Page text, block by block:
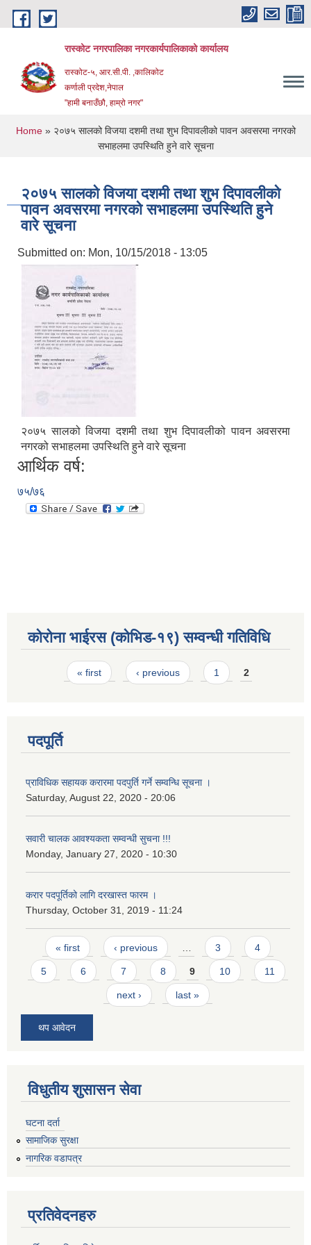
Skip to main content
रास्कोट नगरपालिका नगरकार्यपालिकाको कार्यालय
रास्कोट-५, आर.सी.पी. ,कालिकोट
कर्णाली प्रदेश,नेपाल
"हामी बनाउँछौ, हाम्रो नगर"
You are here
Home» २०७५ सालको विजया दशमी तथा शुभ दिपावलीको पावन अवसरमा नगरको
सभाहलमा उपस्थिति हुने वारे सूचना
२०७५ सालको विजया दशमी तथा शुभ दिपावलीको
पावन अवसरमा नगरको सभाहलमा उपस्थिति हुने
वारे सूचना
Submitted on: Mon, 10/15/2018 - 13:05
२०७५ सालको विजया दशमी तथा शुभ दिपावलीको पावन अवसरमा
नगरको सभाहलमा उपस्थिति हुने वारे सूचना
आर्थिक वर्ष:
७५/७६
कोरोना भाईरस (कोभिड-१९) सम्वन्धी गतिविधि
Pages« first ‹ previous 1 2
पदपूर्ति
प्राविधिक सहायक करारमा पदपुर्ति गर्ने सम्वन्धि सूचना ।
Saturday, August 22, 2020 - 20:06
सवारी चालक आवश्यकता सम्वन्धी सुचना !!!
Monday, January 27, 2020 - 10:30
करार पदपूर्तिको लागि दरखास्त फारम ।
Thursday, October 31, 2019 - 11:24
Pages
« first ‹ previous … 3 4
5 6 7 8 9 10 11
next › last »
थप आवेदन
विधुतीय शुसासन सेवा
घटना दर्ता
सामाजिक सुरक्षा
नागरिक वडापत्र
प्रतिवेदनहरु